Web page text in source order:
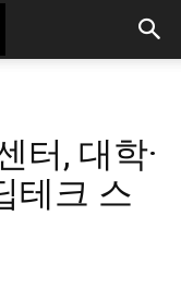
터, 대학·
테크 스